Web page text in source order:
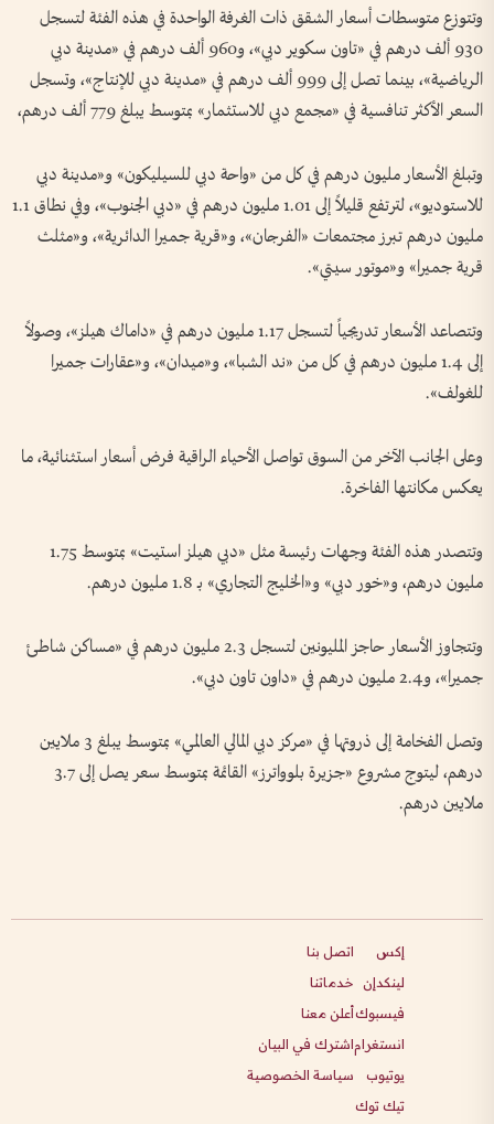
وتتوزع متوسطات أسعار الشقق ذات الغرفة الواحدة في هذه الفئة لتسجل
930 ألف درهم في «تاون سكوير دبي»، و960 ألف درهم في «مدينة دبي
الرياضية»، بينما تصل إلى 999 ألف درهم في «مدينة دبي للإنتاج»، وتسجل
السعر الأكثر تنافسية في «مجمع دبي للاستثمار» بمتوسط يبلغ 779 ألف درهم،
وتبلغ الأسعار مليون درهم في كل من «واحة دبي للسيليكون» و«مدينة دبي
للاستوديو»، لترتفع قليلاً إلى 1.01 مليون درهم في «دبي الجنوب»، وفي نطاق 1.1
مليون درهم تبرز مجتمعات «الفرجان»، و«قرية جميرا الدائرية»، و«مثلث
قرية جميرا» و«موتور سيتي».
وتتصاعد الأسعار تدريجياً لتسجل 1.17 مليون درهم في «داماك هيلز»، وصولاً
إلى 1.4 مليون درهم في كل من «ند الشبا»، و«ميدان»، و«عقارات جميرا
للغولف».
وعلى الجانب الآخر من السوق تواصل الأحياء الراقية فرض أسعار استثنائية، ما
يعكس مكانتها الفاخرة.
وتتصدر هذه الفئة وجهات رئيسة مثل «دبي هيلز استيت» بمتوسط 1.75
مليون درهم، و«خور دبي» و«الخليج التجاري» بـ 1.8 مليون درهم.
وتتجاوز الأسعار حاجز المليونين لتسجل 2.3 مليون درهم في «مساكن شاطئ
جميرا»، و2.4 مليون درهم في «داون تاون دبي».
وتصل الفخامة إلى ذروتها في «مركز دبي المالي العالمي» بمتوسط يبلغ 3 ملايين
درهم، ليتوج مشروع «جزيرة بلوواترز» القائمة بمتوسط سعر يصل إلى 3.7
ملايين درهم.
إكس
لينكدإن
فيسبوك
انستغرام
يوتيوب
تيك توك
اتصل بنا
خدماتنا
أعلن معنا
اشترك في البيان
سياسة الخصوصية